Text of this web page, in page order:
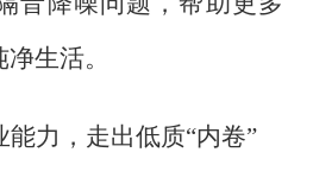
生活。
能力，走出低质“内卷”